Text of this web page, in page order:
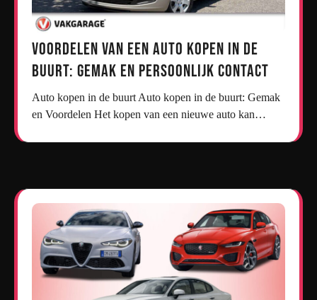
Voordelen van een Auto Kopen in de
Buurt: Gemak en Persoonlijk Contact
Auto kopen in de buurt Auto kopen in de buurt: Gemak
en Voordelen Het kopen van een nieuwe auto kan…